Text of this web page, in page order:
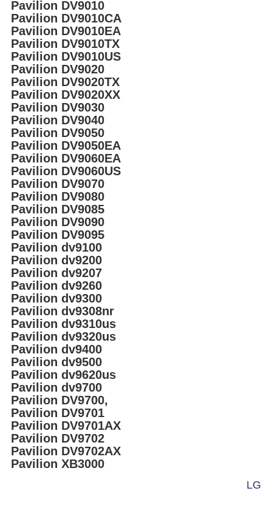
Pavilion DV9010
Pavilion DV9010CA
Pavilion DV9010EA
Pavilion DV9010TX
Pavilion DV9010US
Pavilion DV9020
Pavilion DV9020TX
Pavilion DV9020XX
Pavilion DV9030
Pavilion DV9040
Pavilion DV9050
Pavilion DV9050EA
Pavilion DV9060EA
Pavilion DV9060US
Pavilion DV9070
Pavilion DV9080
Pavilion DV9085
Pavilion DV9090
Pavilion DV9095
Pavilion dv9100
Pavilion dv9200
Pavilion dv9207
Pavilion dv9260
Pavilion dv9300
Pavilion dv9308nr
Pavilion dv9310us
Pavilion dv9320us
Pavilion dv9400
Pavilion dv9500
Pavilion dv9620us
Pavilion dv9700
Pavilion DV9700,
Pavilion DV9701
Pavilion DV9701AX
Pavilion DV9702
Pavilion DV9702AX
Pavilion XB3000
LG